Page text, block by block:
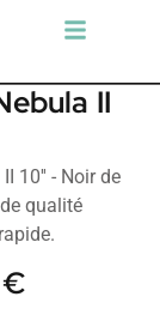
II
10'' - Noir de
qualité
€